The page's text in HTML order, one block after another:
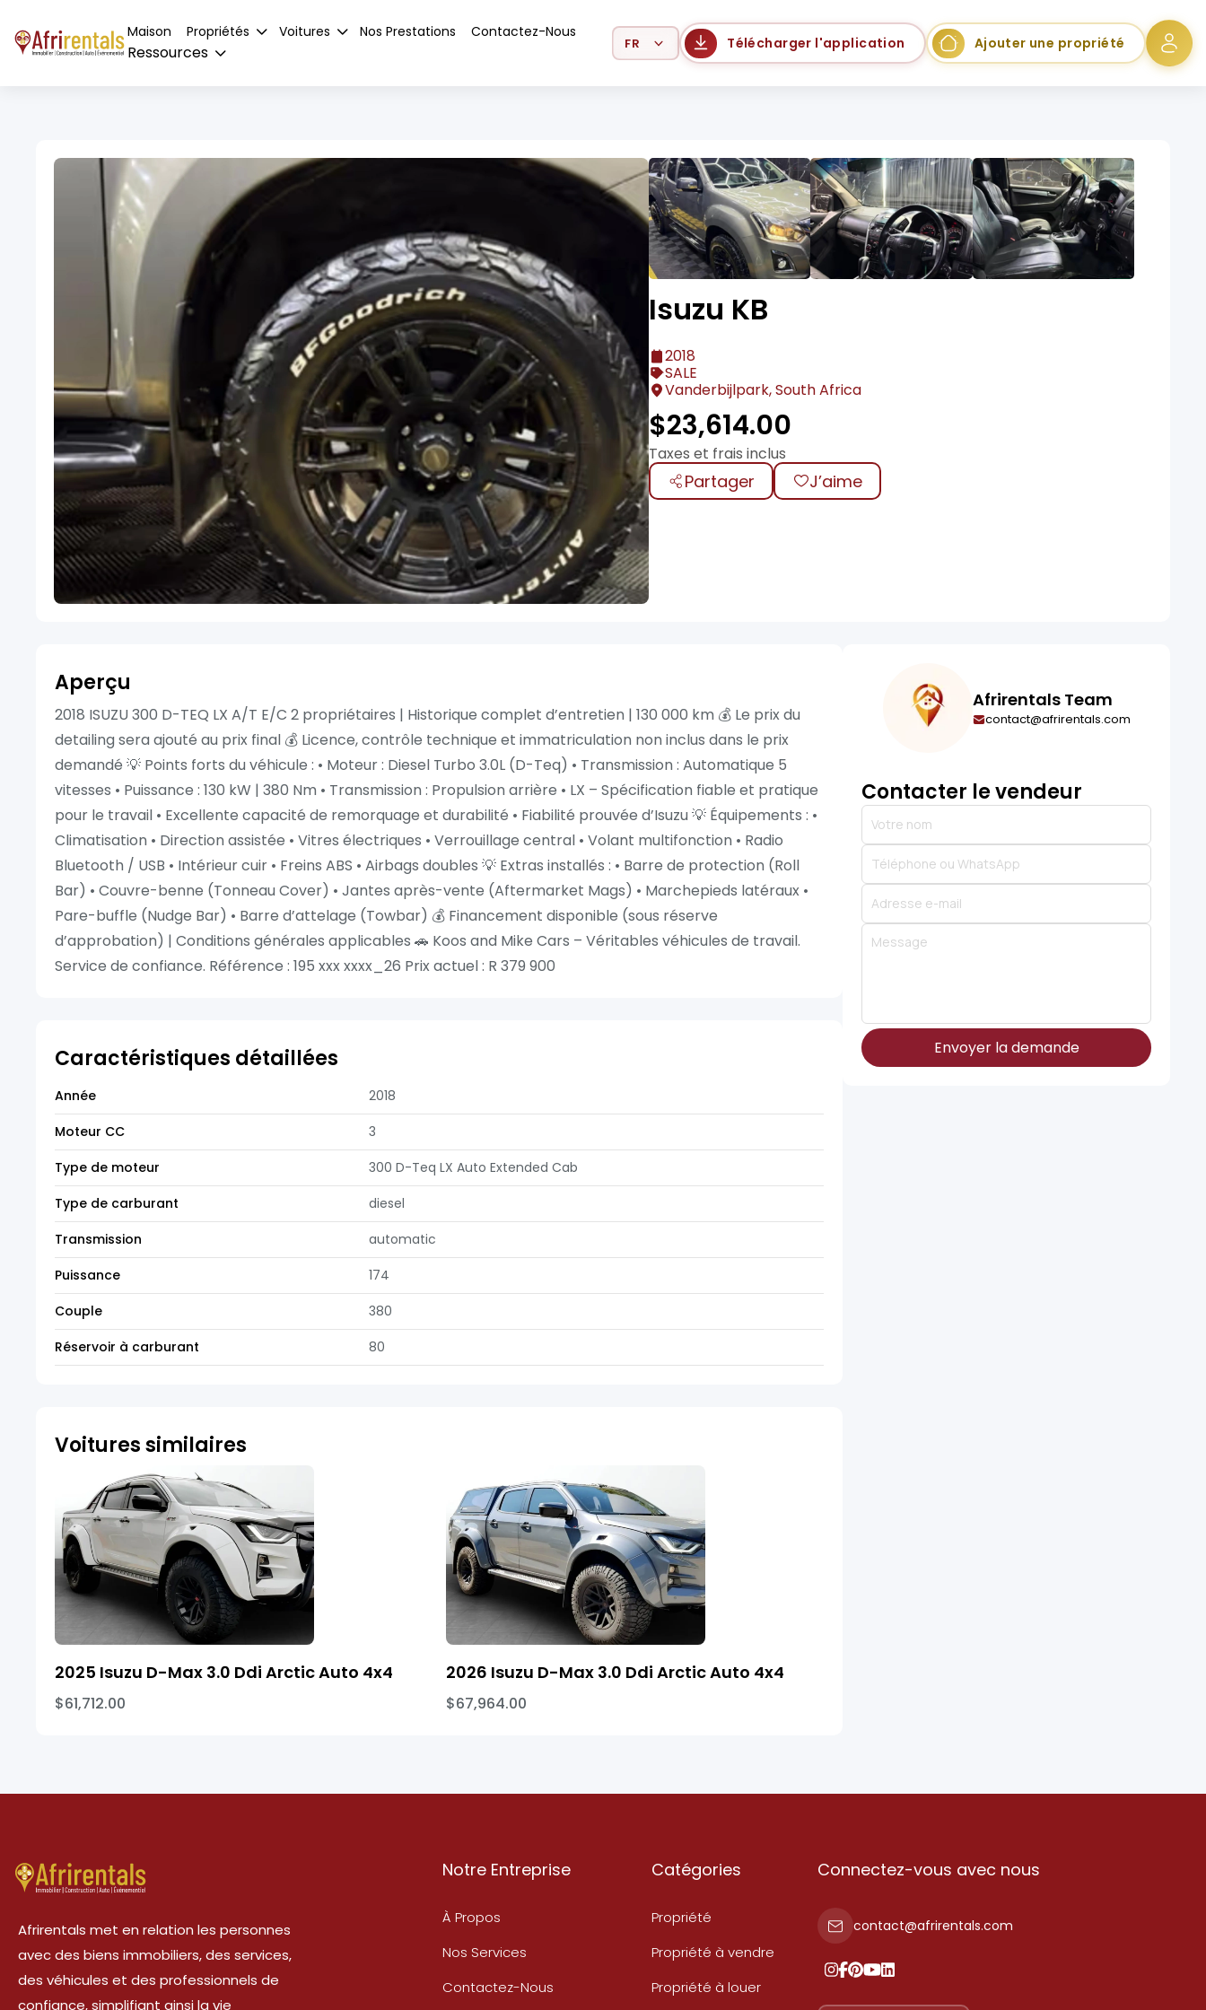
Maison Propriétés Voitures Nos Prestations Contactez-Nous
Ressources
Select Language Télécharger l'application Ajouter une propriété
Isuzu KB
2018
SALE
Vanderbijlpark, South Africa
$23,614.00
Taxes et frais inclus
Partager J’aime
Aperçu
2018 ISUZU 300 D-TEQ LX A/T E/C 2 propriétaires | Historique complet d’entretien | 130 000 km 💰 Le prix du
detailing sera ajouté au prix final 💰 Licence, contrôle technique et immatriculation non inclus dans le prix
demandé 💡 Points forts du véhicule : • Moteur : Diesel Turbo 3.0L (D-Teq) • Transmission : Automatique 5
vitesses • Puissance : 130 kW | 380 Nm • Transmission : Propulsion arrière • LX – Spécification fiable et pratique
pour le travail • Excellente capacité de remorquage et durabilité • Fiabilité prouvée d’Isuzu 💡 Équipements : •
Climatisation • Direction assistée • Vitres électriques • Verrouillage central • Volant multifonction • Radio
Bluetooth / USB • Intérieur cuir • Freins ABS • Airbags doubles 💡 Extras installés : • Barre de protection (Roll
Bar) • Couvre-benne (Tonneau Cover) • Jantes après-vente (Aftermarket Mags) • Marchepieds latéraux •
Pare-buffle (Nudge Bar) • Barre d’attelage (Towbar) 💰 Financement disponible (sous réserve
d’approbation) | Conditions générales applicables 🚗 Koos and Mike Cars – Véritables véhicules de travail.
Service de confiance. Référence : 195 xxx xxxx_26 Prix actuel : R 379 900
Caractéristiques détaillées
Année
2018
Moteur CC
3
Type de moteur
300 D-Teq LX Auto Extended Cab
Type de carburant
diesel
Transmission
automatic
Puissance
174
Couple
380
Réservoir à carburant
80
Voitures similaires
2025 Isuzu D-Max 3.0 Ddi Arctic Auto 4x4
$61,712.00
2026 Isuzu D-Max 3.0 Ddi Arctic Auto 4x4
$67,964.00
Afrirentals Team
contact@afrirentals.com
Contacter le vendeur
Envoyer la demande
Afrirentals met en relation les personnes
avec des biens immobiliers, des services,
des véhicules et des professionnels de
confiance, simplifiant ainsi la vie
Notre Entreprise
À Propos
Nos Services
Contactez-Nous
Catégories
Propriété
Propriété à vendre
Propriété à louer
Connectez-vous avec nous
contact@afrirentals.com